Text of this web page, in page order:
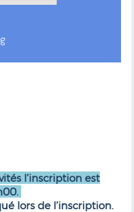
l’inscription est
lors de l’inscription.